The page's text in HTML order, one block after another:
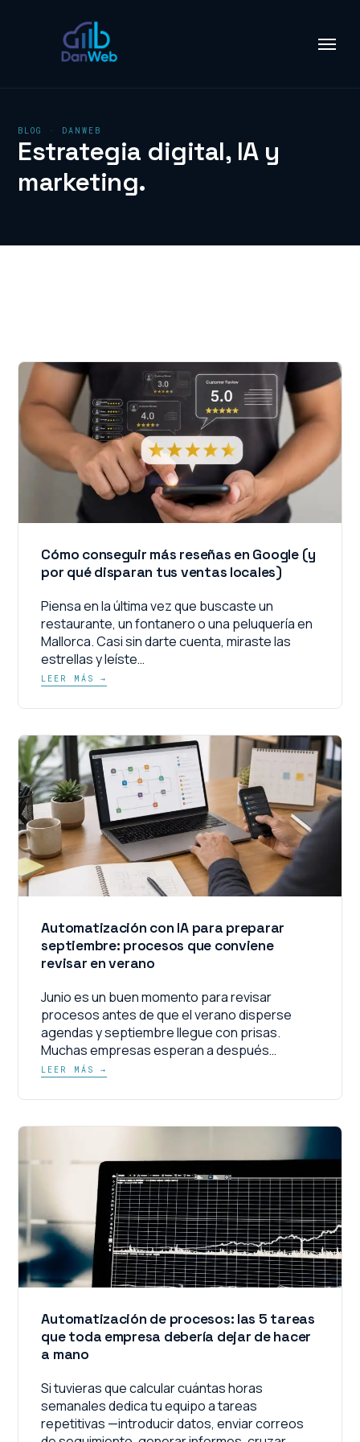
BLOG · DANWEB
Estrategia digital, IA y
marketing.
Cómo conseguir más reseñas en Google (y
por qué disparan tus ventas locales)
Piensa en la última vez que buscaste un
restaurante, un fontanero o una peluquería en
Mallorca. Casi sin darte cuenta, miraste las
estrellas y leíste…
LEER MÁS →
Automatización con IA para preparar
septiembre: procesos que conviene
revisar en verano
Junio es un buen momento para revisar
procesos antes de que el verano disperse
agendas y septiembre llegue con prisas.
Muchas empresas esperan a después…
LEER MÁS →
Automatización de procesos: las 5 tareas
que toda empresa debería dejar de hacer
a mano
Si tuvieras que calcular cuántas horas
semanales dedica tu equipo a tareas
repetitivas —introducir datos, enviar correos